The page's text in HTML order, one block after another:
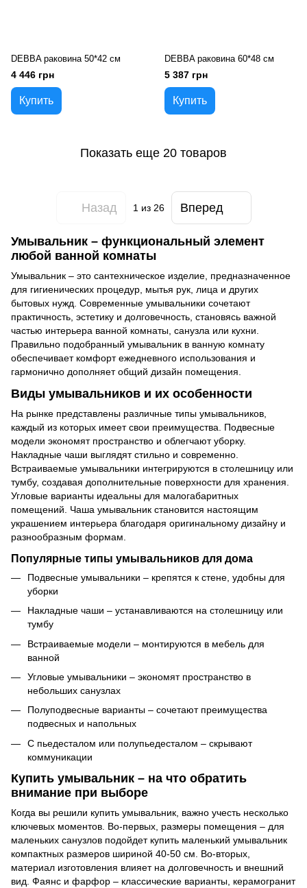
DEBBA раковина 50*42 см
4 446 грн
Купить
DEBBA раковина 60*48 см
5 387 грн
Купить
Показать еще 20 товаров
Назад 1 из 26 Вперед
Умывальник – функциональный элемент
любой ванной комнаты
Умывальник – это сантехническое изделие, предназначенное
для гигиенических процедур, мытья рук, лица и других
бытовых нужд. Современные умывальники сочетают
практичность, эстетику и долговечность, становясь важной
частью интерьера ванной комнаты, санузла или кухни.
Правильно подобранный умывальник в ванную комнату
обеспечивает комфорт ежедневного использования и
гармонично дополняет общий дизайн помещения.
Виды умывальников и их особенности
На рынке представлены различные типы умывальников,
каждый из которых имеет свои преимущества. Подвесные
модели экономят пространство и облегчают уборку.
Накладные чаши выглядят стильно и современно.
Встраиваемые умывальники интегрируются в столешницу или
тумбу, создавая дополнительные поверхности для хранения.
Угловые варианты идеальны для малогабаритных
помещений. Чаша умывальник становится настоящим
украшением интерьера благодаря оригинальному дизайну и
разнообразным формам.
Популярные типы умывальников для дома
Подвесные умывальники – крепятся к стене, удобны для
уборки
Накладные чаши – устанавливаются на столешницу или
тумбу
Встраиваемые модели – монтируются в мебель для
ванной
Угловые умывальники – экономят пространство в
небольших санузлах
Полуподвесные варианты – сочетают преимущества
подвесных и напольных
С пьедесталом или полупьедесталом – скрывают
коммуникации
Купить умывальник – на что обратить
внимание при выборе
Когда вы решили купить умывальник, важно учесть несколько
ключевых моментов. Во-первых, размеры помещения – для
маленьких санузлов подойдет купить маленький умывальник
компактных размеров шириной 40-50 см. Во-вторых,
материал изготовления влияет на долговечность и внешний
вид. Фаянс и фарфор – классические варианты, керамогранит